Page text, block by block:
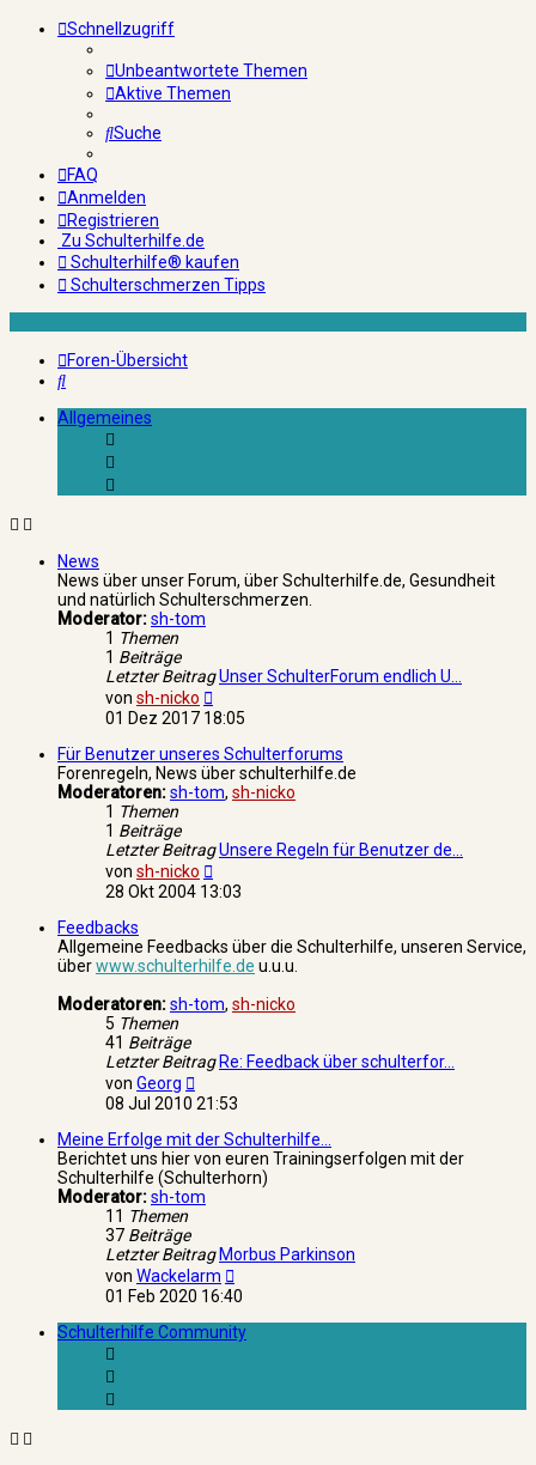
Schnellzugriff
Unbeantwortete Themen
Aktive Themen
Suche
FAQ
Anmelden
Registrieren
Zu Schulterhilfe.de
Schulterhilfe® kaufen
Schulterschmerzen Tipps
Foren-Übersicht
Suche
Allgemeines
News
News über unser Forum, über Schulterhilfe.de, Gesundheit
und natürlich Schulterschmerzen.
Moderator:sh-tom
1 Themen
1 Beiträge
Letzter BeitragUnser SchulterForum endlich U…
von sh-nicko
Beitrag
01 Dez 2017 18:05
Für Benutzer unseres Schulterforums
Forenregeln, News über schulterhilfe.de
Moderatoren:sh-tom, sh-nicko
1 Themen
1 Beiträge
Letzter BeitragUnsere Regeln für Benutzer de…
von sh-nicko
Beitrag
28 Okt 2004 13:03
Feedbacks
Allgemeine Feedbacks über die Schulterhilfe, unseren Service,
überwww.schulterhilfe.de u.u.u.
Moderatoren:sh-tom, sh-nicko
5 Themen
41 Beiträge
Letzter Beitrag Re: Feedback über schulterfor…
von Georg
Beitrag
08 Jul 2010 21:53
Meine Erfolge mit der Schulterhilfe...
Berichtet uns hier von euren Trainingserfolgen mit der
Schulterhilfe (Schulterhorn)
Moderator:sh-tom
11 Themen
37 Beiträge
Letzter Beitrag Morbus Parkinson
von Wackelarm
Beitrag
01 Feb 2020 16:40
Schulterhilfe Community